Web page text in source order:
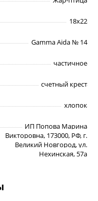
18х22
Gamma Aida № 14
частичное
счетный крест
хлопок
ИП Попова Марина
Викторовна, 173000, РФ, г.
Великий Новгород, ул.
Нехинская, 57а